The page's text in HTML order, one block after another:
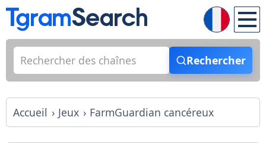
Rechercher
Accueil Jeux FarmGuardian cancéreux